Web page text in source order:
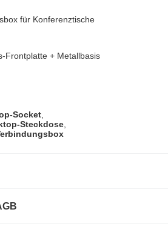
für Konferenztische
Frontplatte + Metallbasis
Socket,
Steckdose,